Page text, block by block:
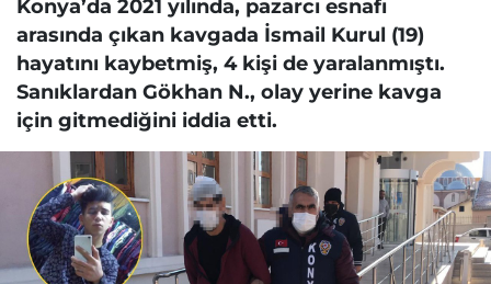
Konya’da 2021 yılında, pazarcı esnafı
arasında çıkan kavgada İsmail Kurul (19)
hayatını kaybetmiş, 4 kişi de yaralanmıştı.
Sanıklardan Gökhan N., olay yerine kavga
için gitmediğini iddia etti.